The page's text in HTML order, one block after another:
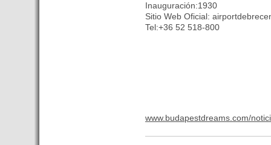
Inauguración:1930
Sitio Web Oficial:
Tel:+36 52 518-800
www.budapestdreams.com/